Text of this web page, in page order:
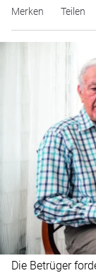
Merken Teilen
Die Betrüger